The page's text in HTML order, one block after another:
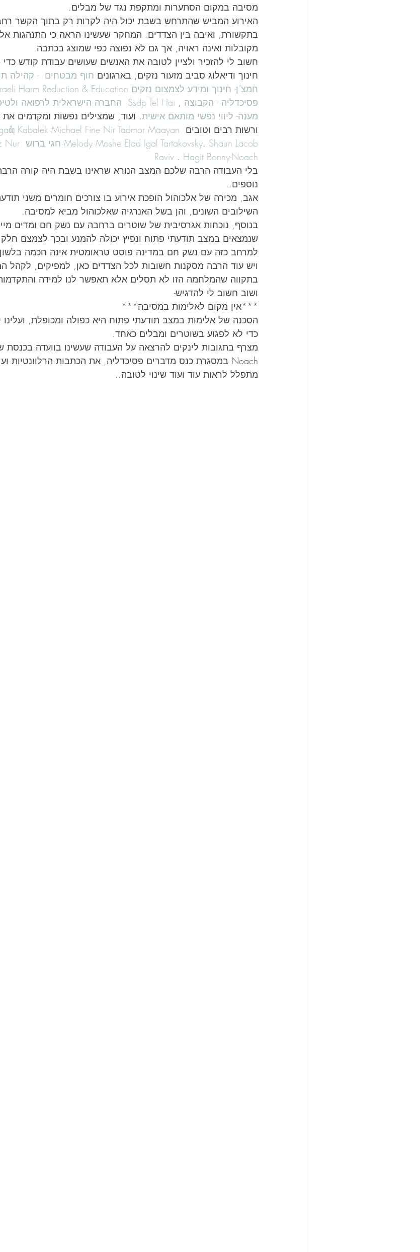
מסיבה במקום הסתערות ומתקפת נגד של מבלים.
האירוע המביש שהתרחש בשבת יכול היה לקרות רק בתוך הקשר
בתקשורת, ואיבה בין הצדדים. המחקר שעשינו הראה כי התנהגות
מקובלות ואינה ראויה, אך גם לא נפוצה כפי שמוצג בכתבה.
חשוב לי להזכיר ולציין לטובה את האנשים שעושים עבודת קודש
חינוך ודיאלוג סביב מזעור נזקים, בארגונים חוף מבטחים  - קהילה
חמצ"ן- חינוך ומידע לצמצום נזקים Oxygen - Israeli Harm Reduction & Education
פסיכדליה - הקבוצה ,
Ssdp Tel Hai החברה הישראלית לרפואה
מענה- ליווי נפשי מותאם אישית. ועוד, שמצילים נפשות ומקדמים
ורשות רבים וטובים
Kabalek Michael Fine Nir Tadmor Maayan
Melody Moshe Elad Igal Tartakovsky. Shaun Lacob חגי ברוש Nur
Raviv . Hagit Bonny-Noach
בלי העבודה הרבה שלכם המצב הנורא שראינו בשבת היה קורה הרבה
נוספים..
אגב, מכירה של אלכוהול הופכת אירוע בו צורכים חומרים משני
השילובים השונים, והן בשל האנרגיה שאלכוהול מביא למסיבה.
בנוסף, נוכחות אגרסיבית של שוטרים ברחבה עם נשק חם ומדים
שנמצאים במצב תודעתי פתוח ונפיץ יכולה להמנע ובכך לצמצם
למרחב כזה עם נשק חם במדינה פוסט טראומטית אינה חכמה
ויש עוד הרבה מסקנות חשובות לכל הצדדים כאן, למפיקים, לקהל
בתקווה שהמלחמה הזו לא תסלים אלא תאפשר לנו למידה
ושוב חשוב לי להדגיש-
***אין מקום לאלימות במסיבה***
הסכנה של אלימות במצב תודעתי פתוח היא כפולה ומכופלת,
כדי לא לפגוע בשוטרים ומבלים כאחד.
Noach במסגרת כנס מדברים פסיכדליה, את הכתבות הרלוונטיות ועוד..
מתפלל לראות עוד ועוד שינוי לטובה..